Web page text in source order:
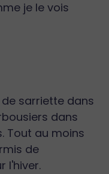
je le vois
sarriette dans
dans
Tout au moins
de
l'hiver.